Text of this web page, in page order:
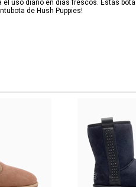
uso diario en días frescos. Estas
de Hush Puppies!